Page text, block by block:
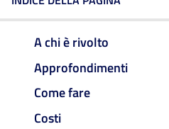
A chi è rivolto
Approfondimenti
Come fare
Costi